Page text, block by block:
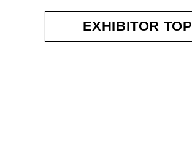
EXHIBITOR TOP